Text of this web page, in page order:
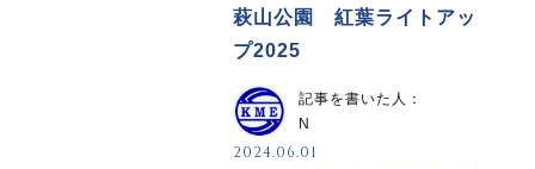
萩山公園 紅葉ライトアッ
プ2025
記事を書いた人：
N
2024.06.01